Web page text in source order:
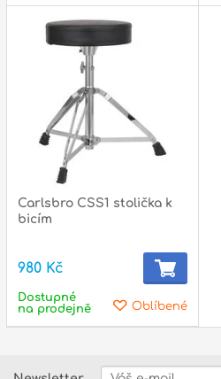
Carlsbro CSS1 stolička k
bicím
980 Kč
Oblíbené
Dostupné
na prodejně